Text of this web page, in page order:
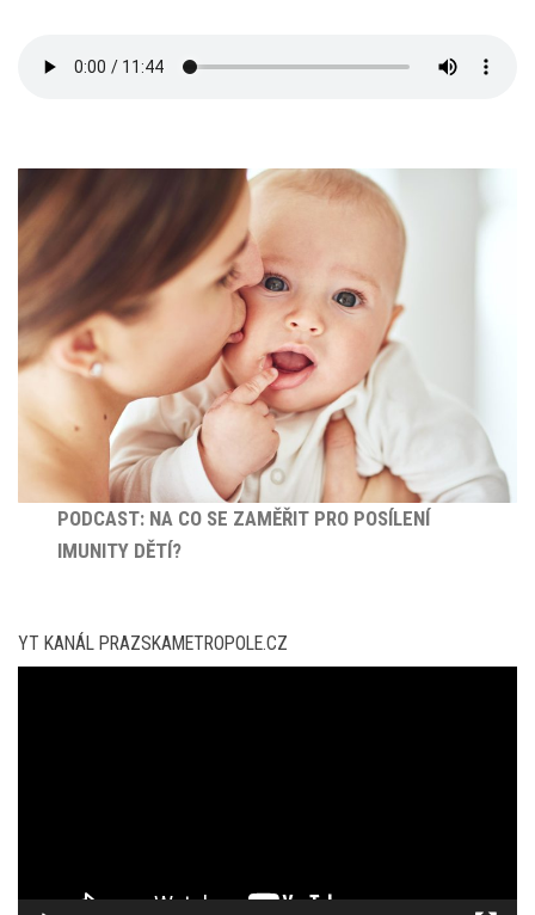
PODCAST: NA CO SE ZAMĚŘIT PRO POSÍLENÍ
IMUNITY DĚTÍ?
YT KANÁL PRAZSKAMETROPOLE.CZ